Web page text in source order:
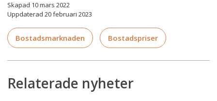
Skapad 10 mars 2022
Uppdaterad 20 februari 2023
Bostadsmarknaden Bostadspriser
Relaterade nyheter